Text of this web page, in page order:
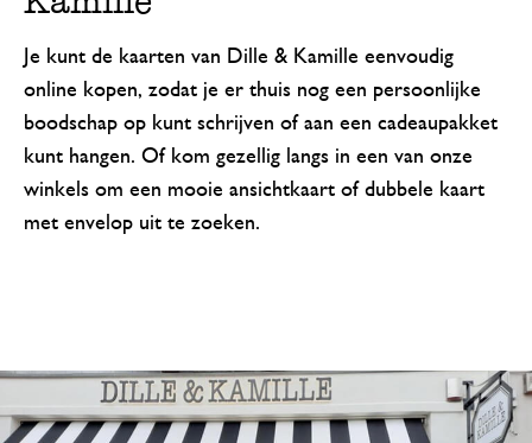
Je kunt de kaarten van Dille & Kamille eenvoudig
online kopen, zodat je er thuis nog een persoonlijke
boodschap op kunt schrijven of aan een cadeaupakket
kunt hangen. Of kom gezellig langs in een van onze
winkels om een mooie ansichtkaart of dubbele kaart
met envelop uit te zoeken.